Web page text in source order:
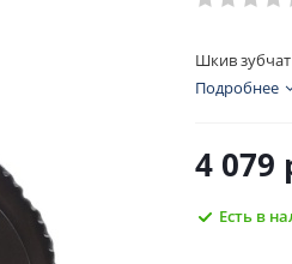
Шкив
Подробнее
4 079
Есть в